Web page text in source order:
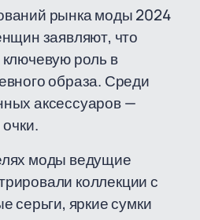
рынка моды 2024
заявляют, что
роль в
образа. Среди
аксессуаров —
моды ведущие
коллекции с
серьги, яркие сумки